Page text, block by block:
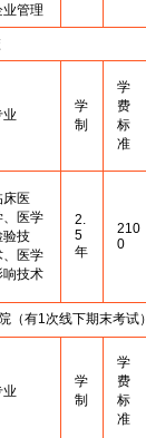
业管理
业
学
制
学
费
标
准
床医
、医学
验技
、医学
响技术
2.
5
年
210
0
1次线下期末考试）
业
学
制
学
费
标
准